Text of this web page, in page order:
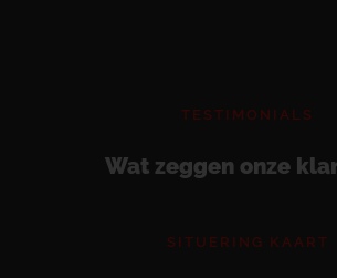
TESTIMONIALS
Wat zeggen onze
SITUERING KAART